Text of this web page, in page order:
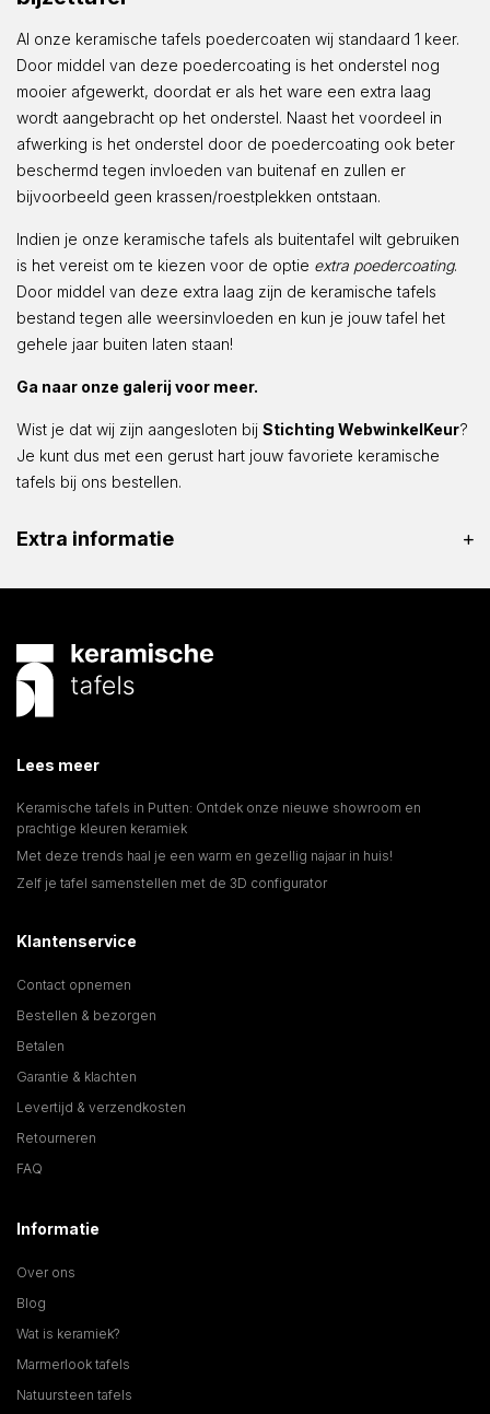
Al onze keramische tafels poedercoaten wij standaard 1 keer.
Door middel van deze poedercoating is het onderstel nog
mooier afgewerkt, doordat er als het ware een extra laag
wordt aangebracht op het onderstel. Naast het voordeel in
afwerking is het onderstel door de poedercoating ook beter
beschermd tegen invloeden van buitenaf en zullen er
bijvoorbeeld geen krassen/roestplekken ontstaan.
Indien je onze keramische tafels als buitentafel wilt gebruiken
is het vereist om te kiezen voor de optie extra poedercoating.
Door middel van deze extra laag zijn de keramische tafels
bestand tegen alle weersinvloeden en kun je jouw tafel het
gehele jaar buiten laten staan!
Ga naar onze galerij voor meer.
Wist je dat wij zijn aangesloten bij Stichting WebwinkelKeur?
Je kunt dus met een gerust hart jouw favoriete keramische
tafels bij ons bestellen.
Extra informatie
Lees meer
Keramische tafels in Putten: Ontdek onze nieuwe showroom en
prachtige kleuren keramiek
Met deze trends haal je een warm en gezellig najaar in huis!
Zelf je tafel samenstellen met de 3D configurator
Klantenservice
Contact opnemen
Bestellen & bezorgen
Betalen
Garantie & klachten
Levertijd & verzendkosten
Retourneren
FAQ
Informatie
Over ons
Blog
Wat is keramiek?
Marmerlook tafels
Natuursteen tafels